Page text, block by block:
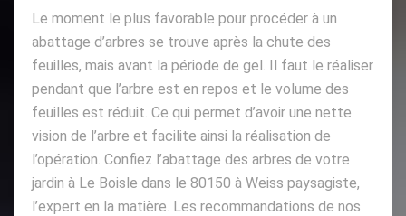
Le moment le plus favorable pour procéder à un
abattage d’arbres se trouve après la chute des
feuilles, mais avant la période de gel. Il faut le réaliser
pendant que l’arbre est en repos et le volume des
feuilles est réduit. Ce qui permet d’avoir une nette
vision de l’arbre et facilite ainsi la réalisation de
l’opération. Confiez l’abattage des arbres de votre
jardin à Le Boisle dans le 80150 à Weiss paysagiste,
l’expert en la matière. Les recommandations de nos